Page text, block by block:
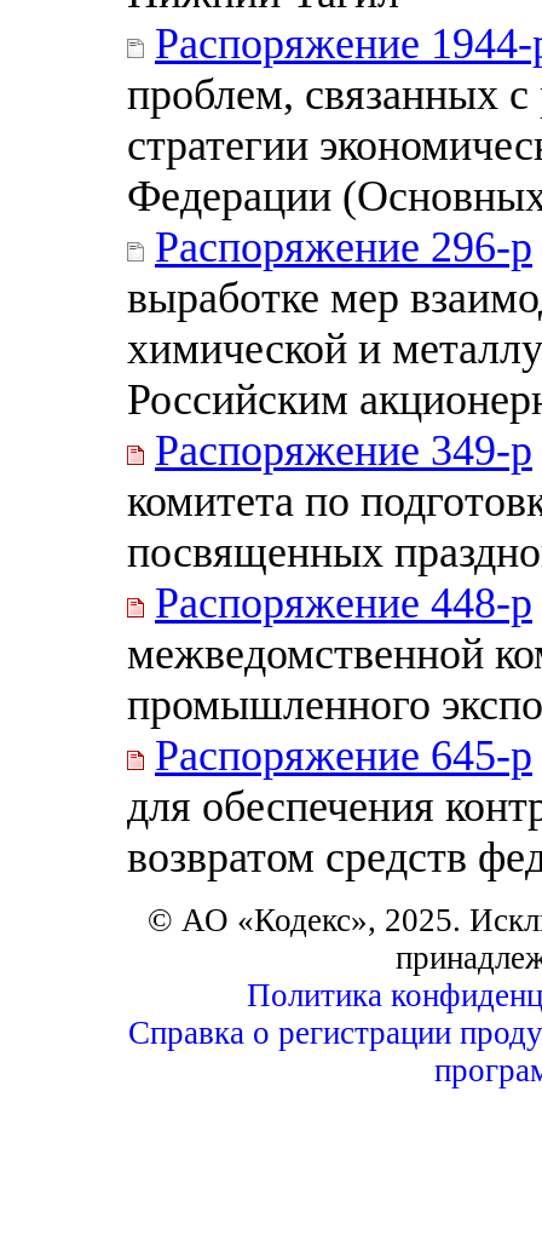
Распоряжение 1944-
проблем, связанных с
стратегии
Федерации
Распоряжение 296-р
выработке мер
химической и
Российским
Распоряжение 349-р
комитета по
посвященных
Распоряжение 448-р
межведомственной
промышленного
Распоряжение 645-р
для обеспечения
возвратом средств
© АО «Кодекс», 2025.
Политика
Справка о регистрации